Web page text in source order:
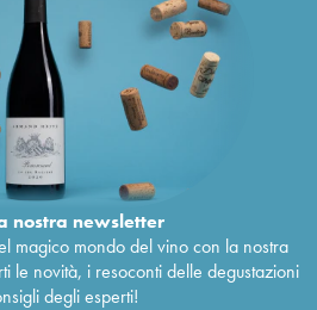
nostra newsletter
magico mondo del vino con la nostra
le novità, i resoconti delle degustazioni
degli esperti!